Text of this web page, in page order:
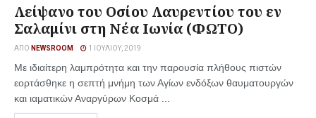
Λείψανο του Οσίου Λαυρεντίου του εν
Σαλαμίνι στη Νέα Ιωνία (ΦΩΤΟ)
ΑΠΌ NEWSROOM 1 ΙΟΥΛΊΟΥ, 2019
Με ιδιαίτερη λαμπρότητα και την παρουσία πλήθους πιστών
εορτάσθηκε η σεπτή μνήμη των Αγίων ενδόξων θαυματουργών
και ιαματικών Αναργύρων Κοσμά ...